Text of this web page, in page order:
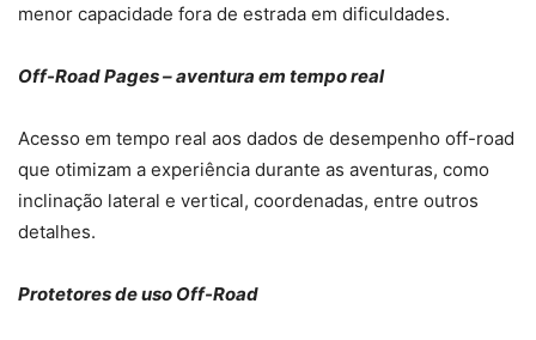
menor capacidade fora de estrada em dificuldades.
Off-Road Pages – aventura em tempo real
Acesso em tempo real aos dados de desempenho off-road
que otimizam a experiência durante as aventuras, como
inclinação lateral e vertical, coordenadas, entre outros
detalhes.
Protetores de uso Off-Road